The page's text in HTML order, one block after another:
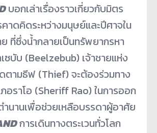
บอกเล่าเรื่องราวเกี่ยวกับมิตร
าดคิดระหว่างมนุษย์และปีศาจใน
ที่ซึ่งน้ำกลายเป็นทรัพยากรหา
ซบับ (Beelzebub) เจ้าชายแห่ง
ตามธีฟ (Thief) จะต้องร่วมทาง
อราโอ (Sheriff Rao) ในการออก
นานเพื่อช่วยเหลือบรรดาผู้อาศัย
การเดินทางตระเวนทั่วโลก